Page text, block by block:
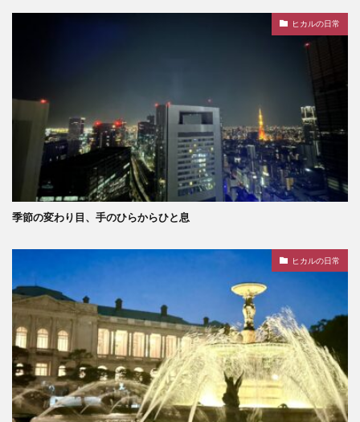
ヒカルの日常
季節の変わり目、手のひらからひと息
ヒカルの日常